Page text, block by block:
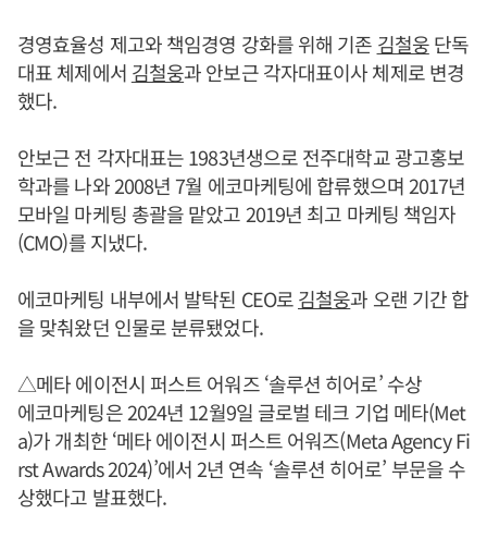
경영효율성 제고와 책임경영 강화를 위해 기존 김철웅단독
대표 체제에서 김철웅과 안보근 각자대표이사 체제로 변경
했다.
안보근 전 각자대표는 1983년생으로 전주대학교 광고홍보
학과를 나와 2008년 7월 에코마케팅에 합류했으며 2017년
모바일 마케팅 총괄을 맡았고 2019년 최고 마케팅 책임자
(CMO)를 지냈다.
에코마케팅 내부에서 발탁된 CEO로김철웅과 오랜 기간 합
을 맞춰왔던 인물로 분류됐었다.
△메타 에이전시 퍼스트 어워즈 ‘솔루션 히어로’ 수상
에코마케팅은 2024년 12월9일 글로벌 테크 기업 메타(Met
a)가 개최한 ‘메타 에이전시 퍼스트 어워즈(Meta Agency Fi
rst Awards 2024)’에서 2년 연속 ‘솔루션 히어로’ 부문을 수
상했다고 발표했다.